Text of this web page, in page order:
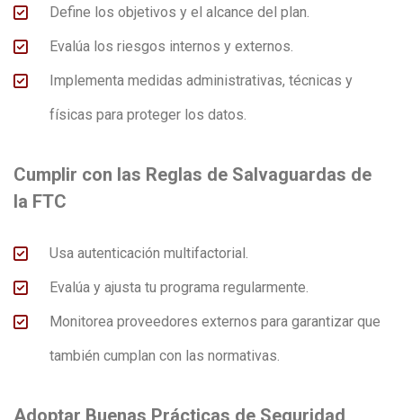
Define los objetivos y el alcance del plan.
Evalúa los riesgos internos y externos.
Implementa medidas administrativas, técnicas y
físicas para proteger los datos​.
Cumplir con las Reglas de Salvaguardas de
la FTC
Usa autenticación multifactorial.
Evalúa y ajusta tu programa regularmente.
Monitorea proveedores externos para garantizar que
también cumplan con las normativas​.
Adoptar Buenas Prácticas de Seguridad